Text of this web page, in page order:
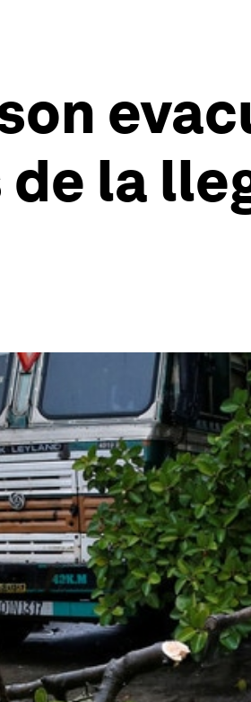
la